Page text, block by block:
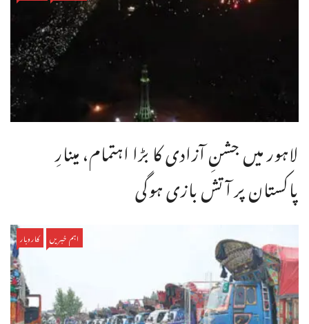
لاہور میں جشنِ آزادی کا بڑا اہتمام، مینارِ
پاکستان پر آتش بازی ہوگی
اہم خبریں کاروبار